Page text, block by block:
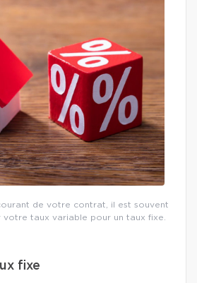
courant de votre contrat, il est souvent
votre taux variable pour un taux fixe.
fixe